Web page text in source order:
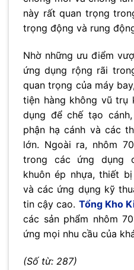
này rất quan trọng
trọng động và rung
Nhờ những ưu điểm
ứng dụng rộng rãi
quan trọng của máy
tiện hàng không vũ trụ
dụng để chế tạo
phận hạ cánh và các
lớn. Ngoài ra, nhôm
trong các ứng dụng
khuôn ép nhựa, thiết
và các ứng dụng kỹ
tin cậy cao. Tổng Kho
các sản phẩm nhôm
ứng mọi nhu cầu của
(Số từ: 287)